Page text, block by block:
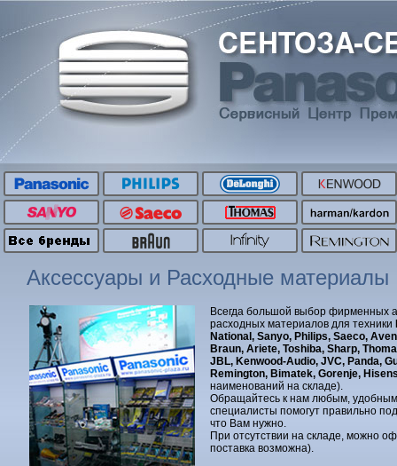
Аксессуары и Расходные материалы
Всегда большой выбор фирменных
расходных материалов для техники
National, Sanyo, Philips, Saeco,
Braun, Ariete, Toshiba, Sharp,
JBL, Kenwood-Audio, JVC, Panda,
Remington, Bimatek, Gorenje,
наименований на складе).
Обращайтесь к нам любым,
специалисты помогут правильно
что Вам нужно.
При отсутствии на складе, можно
поставка возможна).